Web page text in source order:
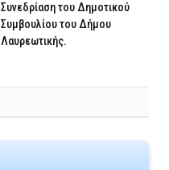
Συνεδρίαση του Δημοτικού
Συμβουλίου του Δήμου
Λαυρεωτικής.